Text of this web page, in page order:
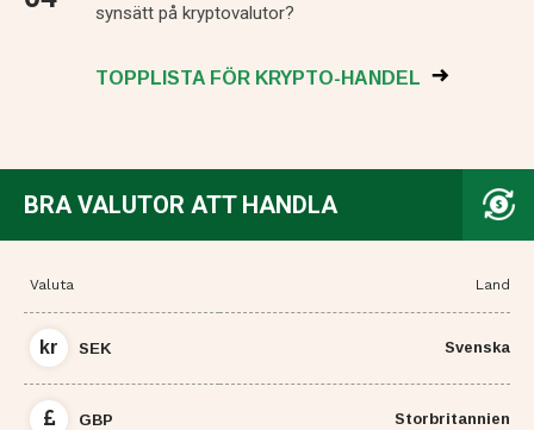
synsätt på kryptovalutor?
TOPPLISTA FÖR KRYPTO-HANDEL
BRA VALUTOR ATT HANDLA
Valuta Land
kr SEK Svenska
GBP Storbritannien